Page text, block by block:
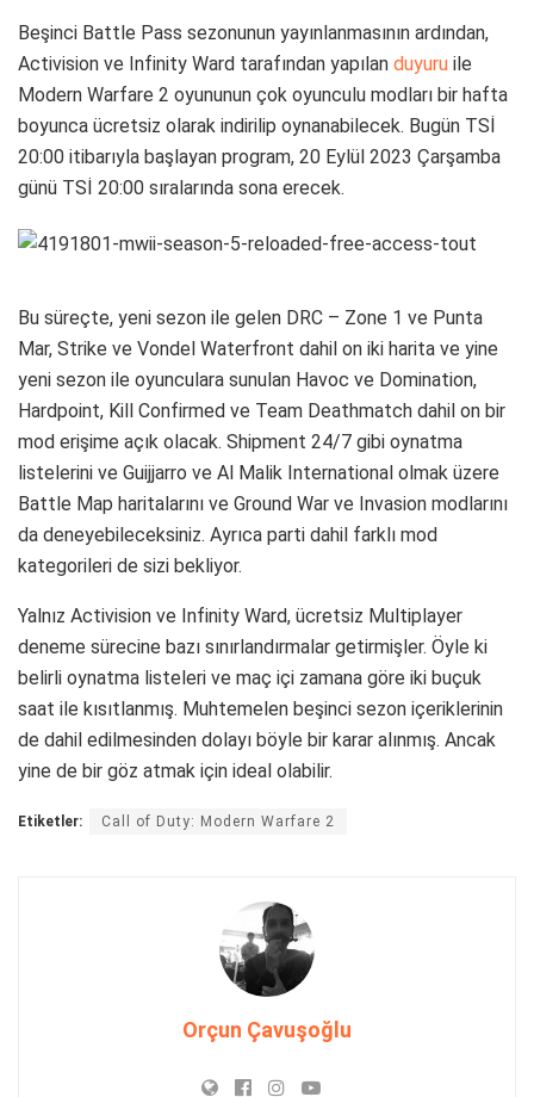
Beşinci Battle Pass sezonunun yayınlanmasının ardından,
Activision ve Infinity Ward tarafından yapılan duyuru ile
Modern Warfare 2 oyununun çok oyunculu modları bir hafta
boyunca ücretsiz olarak indirilip oynanabilecek. Bugün TSİ
20:00 itibarıyla başlayan program, 20 Eylül 2023 Çarşamba
günü TSİ 20:00 sıralarında sona erecek.
Bu süreçte, yeni sezon ile gelen DRC – Zone 1 ve Punta
Mar, Strike ve Vondel Waterfront dahil on iki harita ve yine
yeni sezon ile oyunculara sunulan Havoc ve Domination,
Hardpoint, Kill Confirmed ve Team Deathmatch dahil on bir
mod erişime açık olacak. Shipment 24/7 gibi oynatma
listelerini ve Guijjarro ve Al Malik International olmak üzere
Battle Map haritalarını ve Ground War ve Invasion modlarını
da deneyebileceksiniz. Ayrıca parti dahil farklı mod
kategorileri de sizi bekliyor.
Yalnız Activision ve Infinity Ward, ücretsiz Multiplayer
deneme sürecine bazı sınırlandırmalar getirmişler. Öyle ki
belirli oynatma listeleri ve maç içi zamana göre iki buçuk
saat ile kısıtlanmış. Muhtemelen beşinci sezon içeriklerinin
de dahil edilmesinden dolayı böyle bir karar alınmış. Ancak
yine de bir göz atmak için ideal olabilir.
Etiketler: Call of Duty: Modern Warfare 2
Orçun Çavuşoğlu